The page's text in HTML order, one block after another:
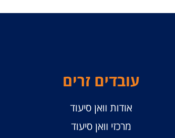
עובדים זרים
אודות וואן סיעוד
מרכזי וואן סיעוד